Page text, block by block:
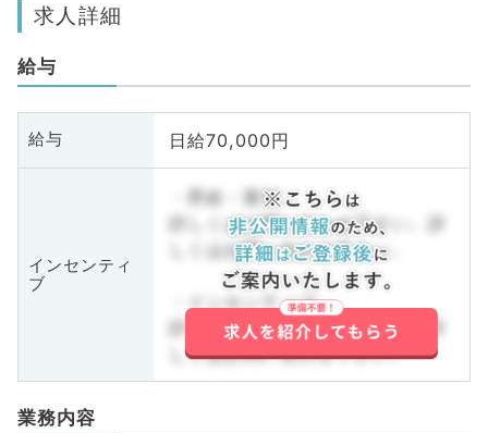
求人詳細
給与
給与 日給70,000円
インセンティ
ブ
・昇給・賞与
詳しくはお問い合わせ下さい。詳
しくはお問い合わせ下さい。
・インセンティブ
詳しくはお問い合わせ下さい。詳
しくはお問い合わせ下さい。
業務内容